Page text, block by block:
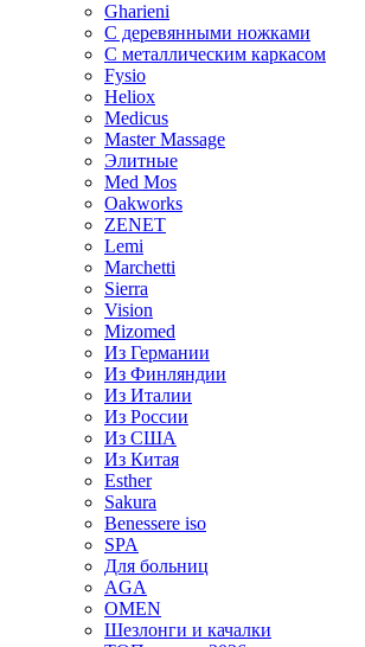
Gharieni
С деревянными ножками
С металлическим каркасом
Fysio
Heliox
Medicus
Master Massage
Элитные
Med Mos
Oakworks
ZENET
Lemi
Marchetti
Sierra
Vision
Mizomed
Из Германии
Из Финляндии
Из Италии
Из России
Из США
Из Китая
Esther
Sakura
Benessere iso
SPA
Для больниц
AGA
OMEN
Шезлонги и качалки